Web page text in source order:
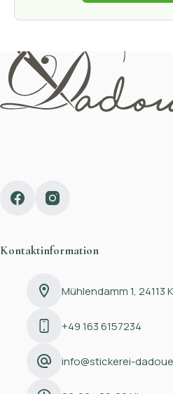
Kontaktinformation
Mühlendamm 1, 24113
+49 163 6157234
info@stickerei-